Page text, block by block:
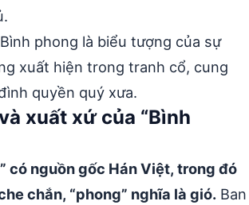
Bình phong là biểu tượng của sự
xuất hiện trong tranh cổ, cung
quyền quý xưa.
xuất xứ của “Bình
có nguồn gốc Hán Việt, trong đó
chắn, “phong” nghĩa là gió. Ban